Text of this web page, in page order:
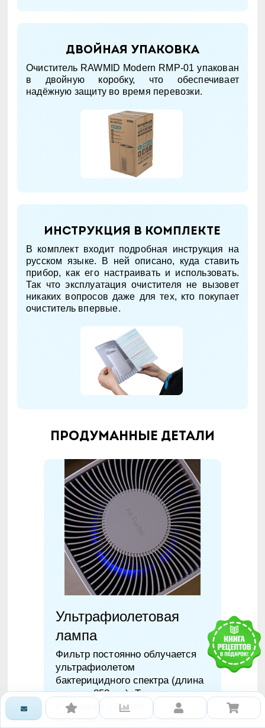
Двойная упаковка
Очиститель RAWMID Modern RMP-01 упакован
в двойную коробку, что обеспечивает
надёжную защиту во время перевозки.
Инструкция в комплекте
В комплект входит подробная инструкция на
русском языке. В ней описано, куда ставить
прибор, как его настраивать и использовать.
Так что эксплуатация очистителя не вызовет
никаких вопросов даже для тех, кто покупает
очиститель впервые.
Продуманные детали
Ультрафиолетовая
лампа
Фильтр постоянно облучается
ультрафиолетом
бактерицидного спектра (длина
волны ~253 нм). Такое
излучение убивает
микроорганизмы на поверхности